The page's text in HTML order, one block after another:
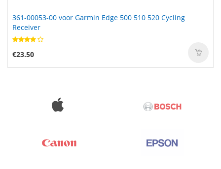
361-00053-00 voor Garmin Edge 500 510 520 Cycling
Receiver
€23.50